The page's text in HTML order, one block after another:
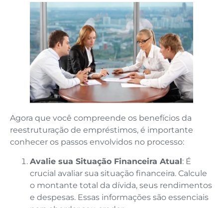
Agora que você compreende os benefícios da
reestruturação de empréstimos, é importante
conhecer os passos envolvidos no processo:
Avalie sua Situação Financeira Atual: É
crucial avaliar sua situação financeira. Calcule
o montante total da dívida, seus rendimentos
e despesas. Essas informações são essenciais